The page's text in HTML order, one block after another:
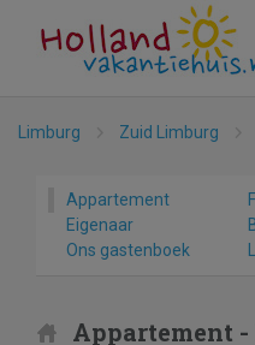
Limburg Zuid Limburg
Appartement
Eigenaar
Ons gastenboek
Appartement